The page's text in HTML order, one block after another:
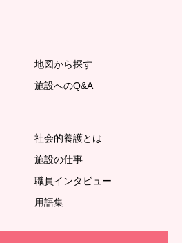
地図から探す
施設へのQ&A
社会的養護とは
施設の仕事
職員インタビュー
用語集